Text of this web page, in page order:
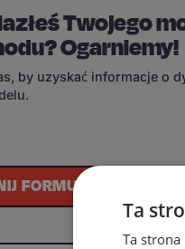
Twojego
Ogarniemy!
by uzyskać informacje o
FORMULARZ
Ta
Ta